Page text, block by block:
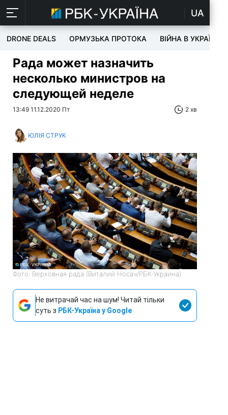
UA
DRONE DEALS ОРМУЗЬКА ПРОТОКА ВІЙНА В УКРАЇНІ
Рада может назначить
несколько министров на
следующей неделе
13:49 11.12.2020 Пт 2 хв
ЮЛІЯ СТРУК
Фото: Верховная рада (Виталий Носач/РБК-Украина)
Не витрачай час на шум! Читай тільки
суть з РБК-Україна у Google